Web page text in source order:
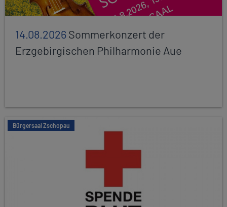
14.08.2026Sommerkonzert der
Erzgebirgischen Philharmonie Aue
Bürgersaal Zschopau